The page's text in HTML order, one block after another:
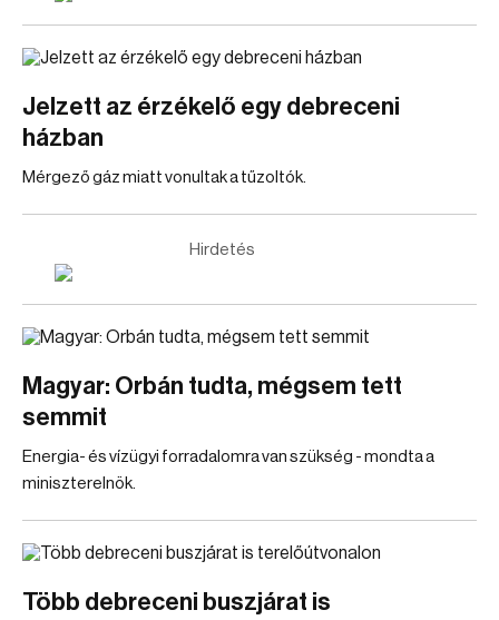
Jelzett az érzékelő egy debreceni
házban
Mérgező gáz miatt vonultak a tűzoltók.
Hirdetés
Magyar: Orbán tudta, mégsem tett
semmit
Energia- és vízügyi forradalomra van szükség - mondta a
miniszterelnök.
Több debreceni buszjárat is